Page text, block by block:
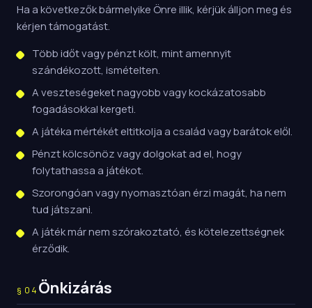
Ha a következők bármelyike Önre illik, kérjük álljon meg és
kérjen támogatást.
Több időt vagy pénzt költ, mint amennyit
szándékozott, ismételten.
A veszteségeket nagyobb vagy kockázatosabb
fogadásokkal kergeti.
A játéka mértékét eltitkolja a család vagy barátok elől.
Pénzt kölcsönöz vagy dolgokat ad el, hogy
folytathassa a játékot.
Szorongóan vagy nyomasztóan érzi magát, ha nem
tud játszani.
A játék már nem szórakoztató, és kötelezettségnek
érződik.
§ 04 Önkizárás